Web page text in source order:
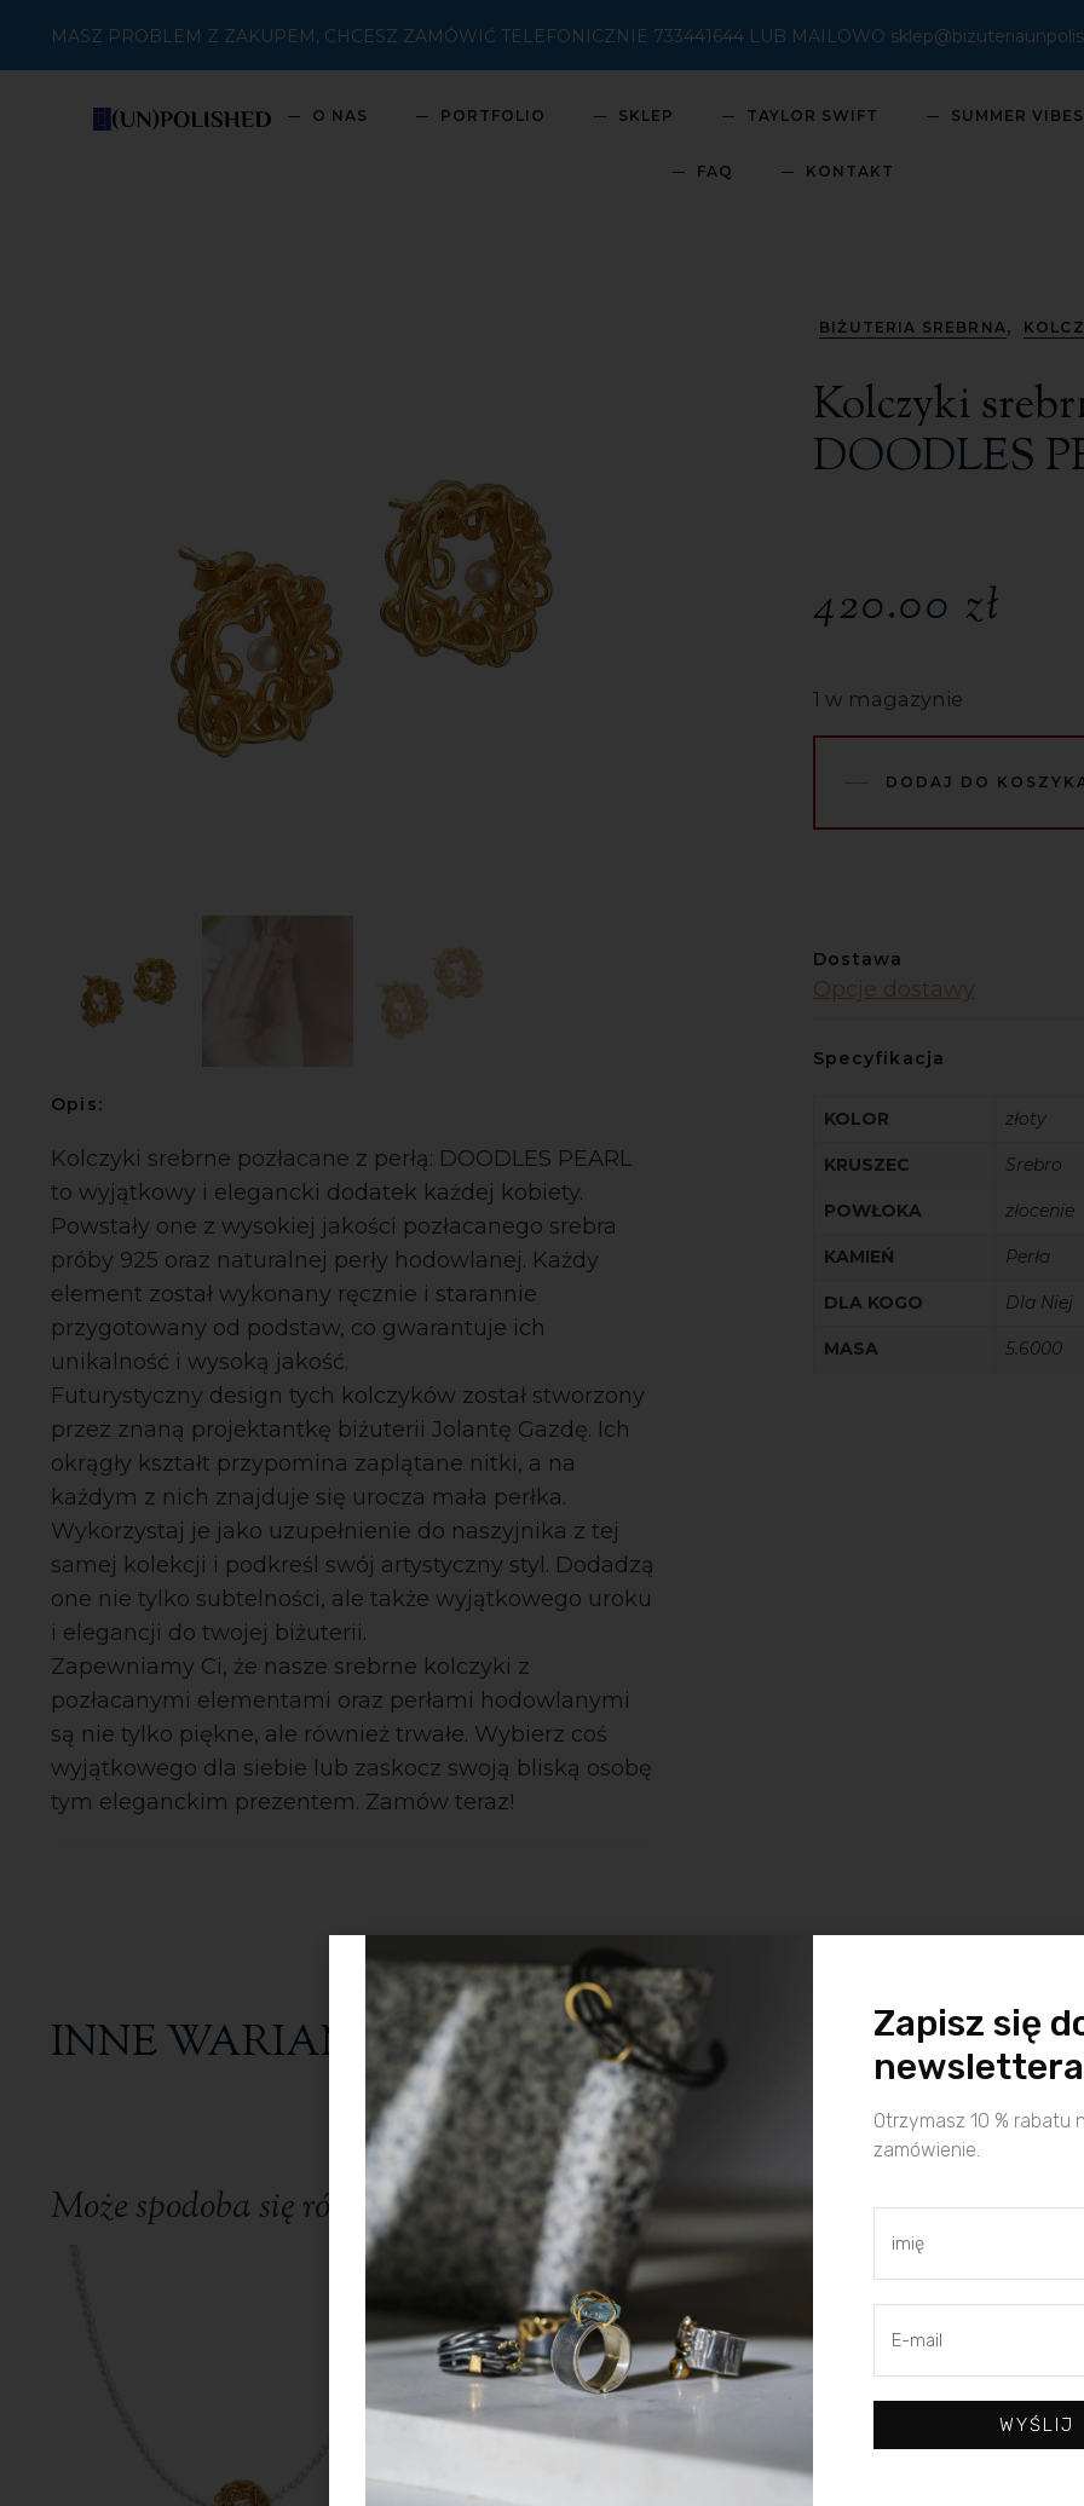
MASZ PROBLEM Z ZAKUPEM, CHCESZ ZAMÓWIĆ TELEFONICZNIE 733441644 LUB MAILOWO
O NAS PORTFOLIO SKLEP TAYLOR SWIFT SUMMER VIBES
FAQ KONTAKT
Opis:
Kolczyki srebrne pozłacane z perłą: DOODLES PEARL
to wyjątkowy i elegancki dodatek każdej kobiety.
Powstały one z wysokiej jakości pozłacanego srebra
próby 925 oraz naturalnej perły hodowlanej. Każdy
element został wykonany ręcznie i starannie
przygotowany od podstaw, co gwarantuje ich
unikalność i wysoką jakość.
Futurystyczny design tych kolczyków został stworzony
przez znaną projektantkę biżuterii Jolantę Gazdę. Ich
okrągły kształt przypomina zaplątane nitki, a na
każdym z nich znajduje się urocza mała perłka.
Wykorzystaj je jako uzupełnienie do naszyjnika z tej
samej kolekcji i podkreśl swój artystyczny styl. Dodadzą
one nie tylko subtelności, ale także wyjątkowego uroku
i elegancji do twojej biżuterii.
Zapewniamy Ci, że nasze srebrne kolczyki z
pozłacanymi elementami oraz perłami hodowlanymi
są nie tylko piękne, ale również trwałe. Wybierz coś
wyjątkowego dla siebie lub zaskocz swoją bliską osobę
tym eleganckim prezentem. Zamów teraz!
BIŻUTERIA SREBRNA ,
Kolczyki
DOODLES
420.00 zł
1 w magazynie
DODAJ DO
Dostawa
Opcje dostawy
Specyfikacja
KOLOR złoty
KRUSZEC Srebro
POWŁOKA złocenie
KAMIEŃ Perła
DLA KOGO Dla Niej
MASA 5.6000
INNE WARIANTY
Może spodoba się również…
Zapisz się
newslettera
Otrzymasz 10 % rabatu
zamówienie.
WYŚLIJ